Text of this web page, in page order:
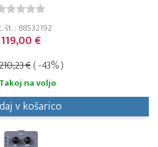
št. : 88532192
119,00 €
€( -43% )
Takoj na voljo
v košarico